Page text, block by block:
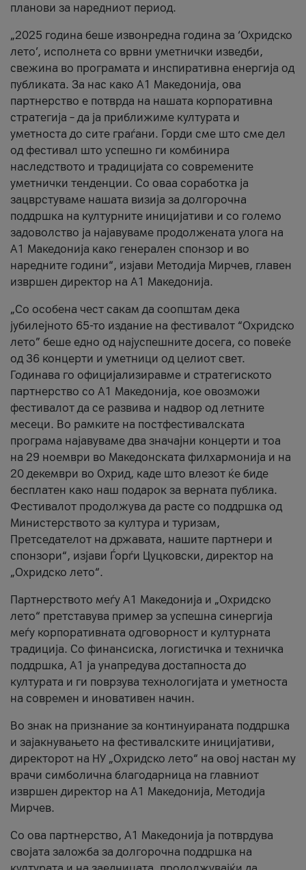
планови за наредниот период.
„2025 година беше извонредна година за ‘Охридско
лето’, исполнета со врвни уметнички изведби,
свежина во програмата и инспиративна енергија од
публиката. За нас како A1 Македонија, ова
партнерство е потврда на нашата корпоративна
стратегија – да ја приближиме културата и
уметноста до сите граѓани. Горди сме што сме дел
од фестивал што успешно ги комбинира
наследството и традицијата со современите
уметнички тенденции. Со оваа соработка ја
зацврстуваме нашата визија за долгорочна
поддршка на културните иницијативи и со големо
задоволство ја најавуваме продолжената улога на
A1 Македонија како генерален спонзор и во
наредните години“, изјави Методија Мирчев, главен
извршен директор на A1 Македонија.
„Со особена чест сакам да соопштам дека
јубилејното 65-то издание на фестивалот “Охридско
лето” беше едно од најуспешните досега, со повеќе
од 36 концерти и уметници од целиот свет.
Годинава го официјализиравме и стратегиското
партнерство со А1 Македонија, кое овозможи
фестивалот да се развива и надвор од летните
месеци. Во рамките на постфестивалската
програма најавуваме два значајни концерти и тоа
на 29 ноември во Македонската филхармонија и на
20 декември во Охрид, каде што влезот ќе биде
бесплатен како наш подарок за верната публика.
Фестивалот продолжува да расте со поддршка од
Министерството за култура и туризам,
Претседателот на државата, нашите партнери и
спонзори“, изјави Ѓорѓи Цуцковски, директор на
„Охридско лето“.
Партнерството меѓу A1 Македонија и „Охридско
лето“ претставува пример за успешна синергија
меѓу корпоративната одговорност и културната
традиција. Со финансиска, логистичка и техничка
поддршка, A1 ја унапредува достапноста до
културата и ги поврзува технологијата и уметноста
на современ и иновативен начин.
Во знак на признание за континуираната поддршка
и зајакнувањето на фестивалските иницијативи,
директорот на НУ „Охридско лето“ на овој настан му
врачи симболична благодарница на главниот
извршен директор на A1 Македонија, Методија
Мирчев.
Со ова партнерство, A1 Македонија ја потврдува
својата заложба за долгорочна поддршка на